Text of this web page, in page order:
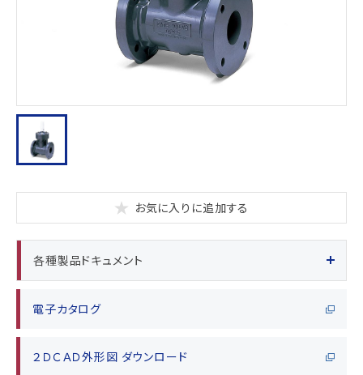
お気に入りに追加する
各種製品ドキュメント
電子カタログ
２ＤＣＡＤ外形図 ダウンロード